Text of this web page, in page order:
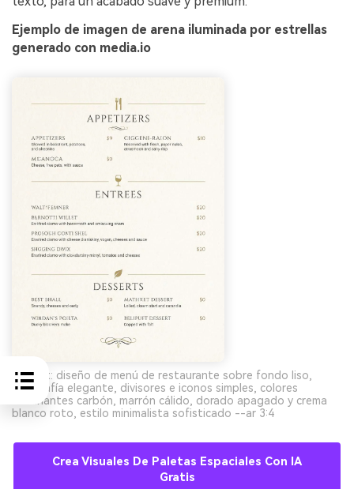
Ejemplo de imagen de arena iluminada por estrellas
generado con media.io
Prompt: diseño de menú de restaurante sobre fondo liso,
tipografía elegante, divisores e iconos simples, colores
dominantes carbón, marrón cálido, dorado apagado y crema
blanco roto, estilo minimalista sofisticado --ar 3:4
Crea Visuales De Paletas Espaciales Con IA
Gratis